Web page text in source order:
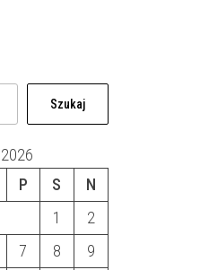
Szukaj
P S
N
1
2
7 8
9